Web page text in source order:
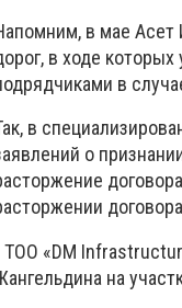
в мае
в ходе
в
в
о
ТОО «DM
на